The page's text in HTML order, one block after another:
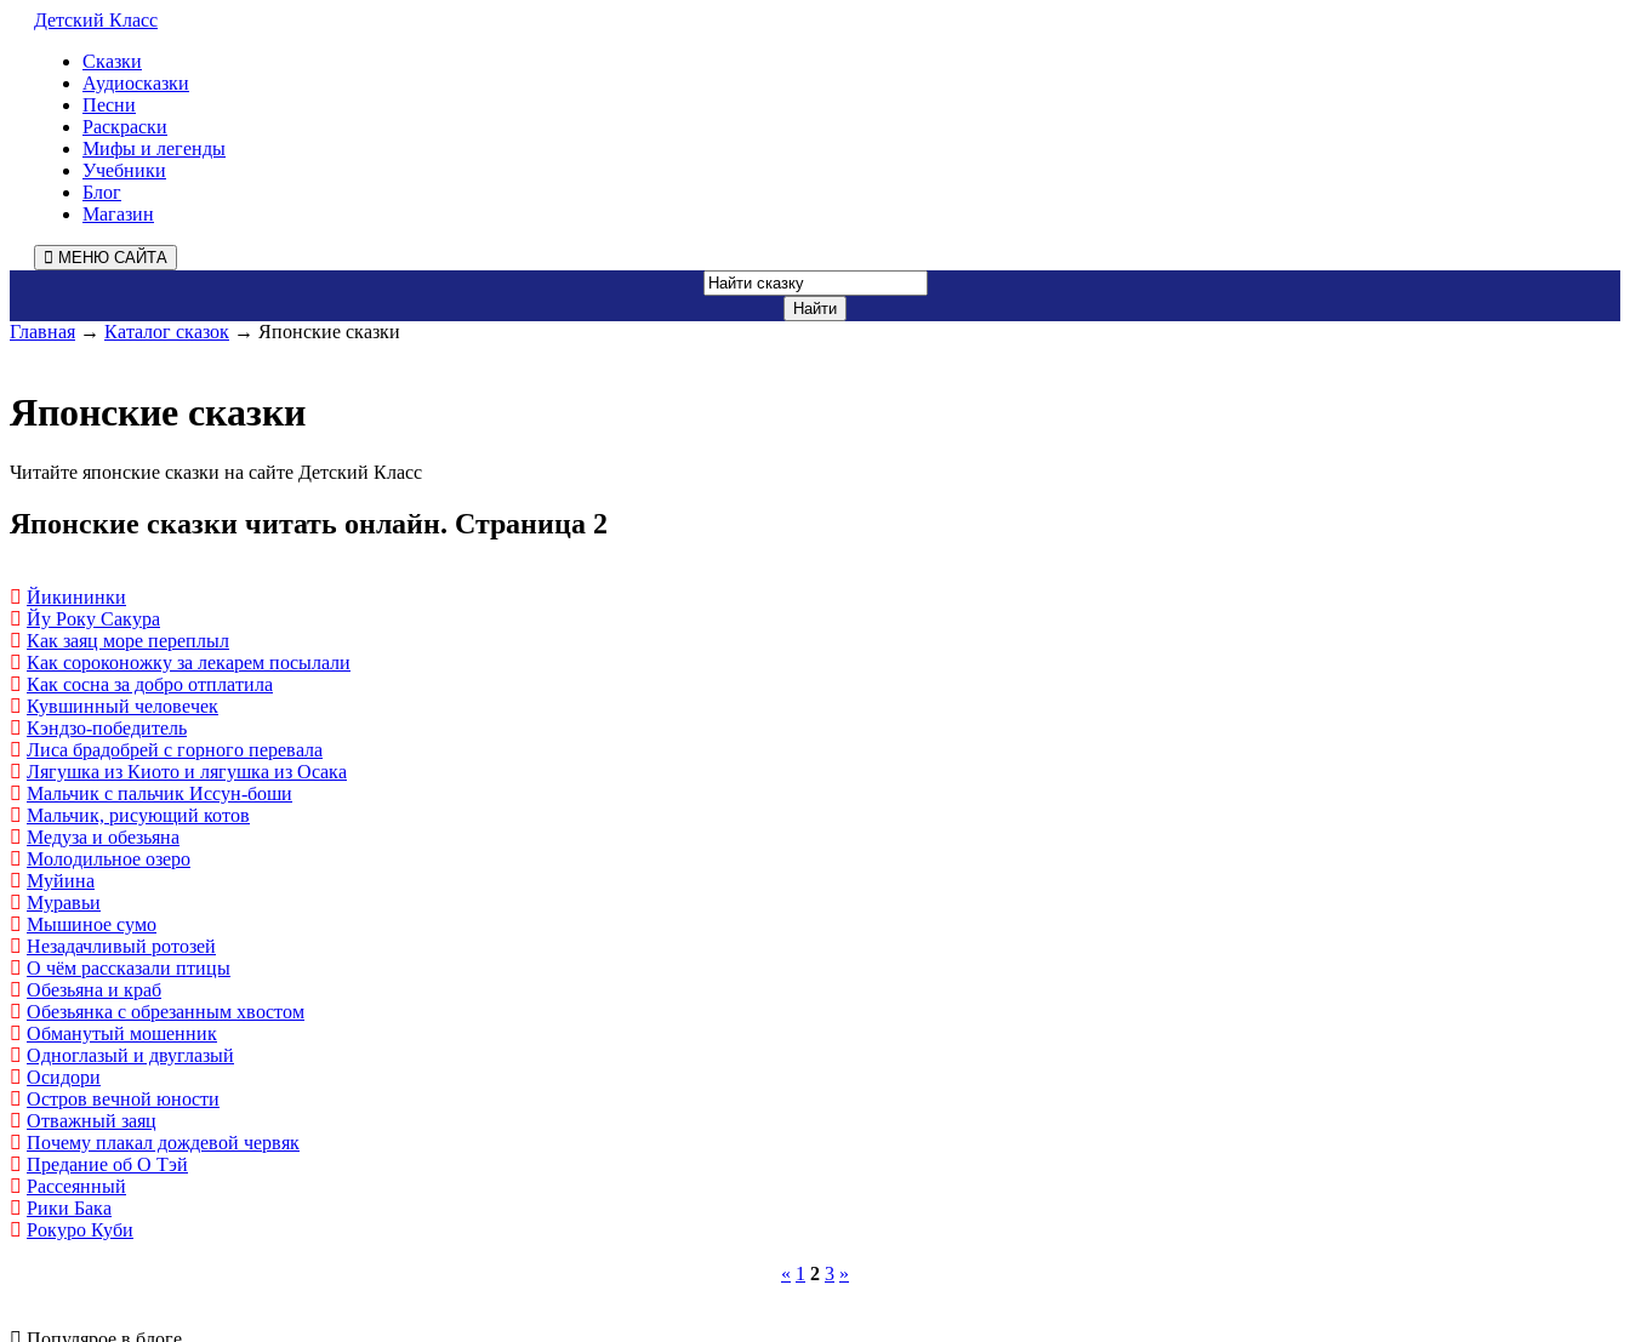
Детский Класс
Сказки
Аудиосказки
Песни
Раскраски
Мифы и легенды
Учебники
Блог
Магазин
МЕНЮ САЙТА
Главная → Каталог сказок → Японские сказки
Японские сказки
Читайте японские сказки на сайте Детский Класс
Японские сказки читать онлайн. Страница 2
Йикининки
Йу Року Сакура
Как заяц море переплыл
Как сороконожку за лекарем посылали
Как сосна за добро отплатила
Кувшинный человечек
Кэндзо-победитель
Лиса брадобрей с горного перевала
Лягушка из Киото и лягушка из Осака
Мальчик с пальчик Иссун-боши
Мальчик, рисующий котов
Медуза и обезьяна
Молодильное озеро
Муйина
Муравьи
Мышиное сумо
Незадачливый ротозей
О чём рассказали птицы
Обезьяна и краб
Обезьянка с обрезанным хвостом
Обманутый мошенник
Одноглазый и двуглазый
Осидори
Остров вечной юности
Отважный заяц
Почему плакал дождевой червяк
Предание об О Тэй
Рассеянный
Рики Бака
Рокуро Куби
« 1 2 3 »